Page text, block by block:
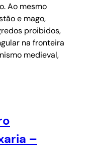
Ao mesmo
e mago,
proibidos,
na fronteira
medieval,
–